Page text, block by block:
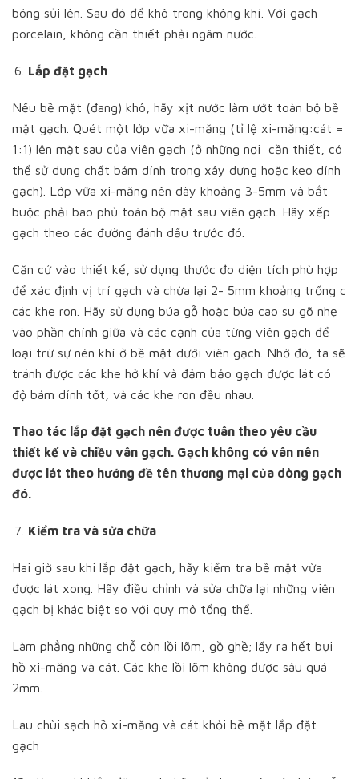
bóng sủi lên. Sau đó để khô trong không khí. Với gạch
porcelain, không cần thiết phải ngâm nước.
Lắp đặt gạch
Nếu bề mặt (đang) khô, hãy xịt nước làm ướt toàn bộ bề
mặt gạch. Quét một lớp vữa xi-măng (tỉ lệ xi-măng:cát =
1:1) lên mặt sau của viên gạch (ở những nơi cần thiết, có
thể sử dụng chất bám dính trong xây dựng hoặc keo dính
gạch). Lớp vữa xi-măng nên dày khoảng 3-5mm và bắt
buộc phải bao phủ toàn bộ mặt sau viên gạch. Hãy xếp
gạch theo các đường đánh dấu trước đó.
Căn cứ vào thiết kế, sử dụng thước đo diện tích phù hợp
để xác định vị trí gạch và chừa lại 2- 5mm khoảng trống c
các khe ron. Hãy sử dụng búa gỗ hoặc búa cao su gõ nhẹ
vào phần chính giữa và các cạnh của từng viên gạch để
loại trừ sự nén khí ở bề mặt dưới viên gạch. Nhờ đó, ta sẽ
tránh được các khe hở khí và đảm bảo gạch được lát có
độ bám dính tốt, và các khe ron đều nhau.
Thao tác lắp đặt gạch nên được tuân theo yêu cầu
thiết kế và chiều vân gạch. Gạch không có vân nên
được lát theo hướng đề tên thương mại của dòng gạch
đó.
Kiểm tra và sửa chữa
Hai giờ sau khi lắp đặt gạch, hãy kiểm tra bề mặt vừa
được lát xong. Hãy điều chỉnh và sửa chữa lại những viên
gạch bị khác biệt so với quy mô tổng thể.
Làm phẳng những chỗ còn lồi lõm, gồ ghề; lấy ra hết bụi
hồ xi-măng và cát. Các khe lồi lõm không được sâu quá
2mm.
Lau chùi sạch hồ xi-măng và cát khỏi bề mặt lắp đặt
gạch